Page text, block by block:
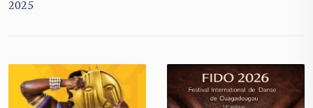
2025